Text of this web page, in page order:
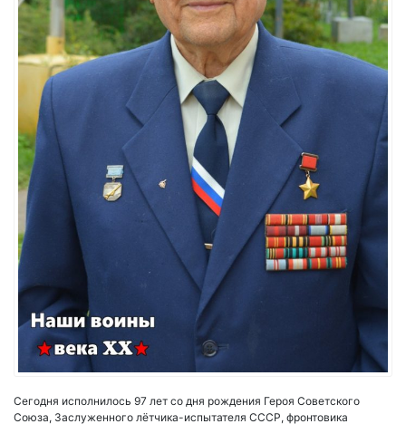
Сегодня исполнилось 97 лет со дня рождения Героя Советского
Союза, Заслуженного лётчика-испытателя СССР, фронтовика